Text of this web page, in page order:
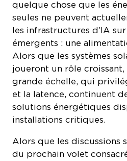
seules ne peuvent
les infrastructures d’IA
émergents : une
Alors que les systèmes
joueront un rôle croissant,
grande échelle, qui
et la latence, continuent
solutions énergétiques
installations critiques.
du prochain volet
de données lors de